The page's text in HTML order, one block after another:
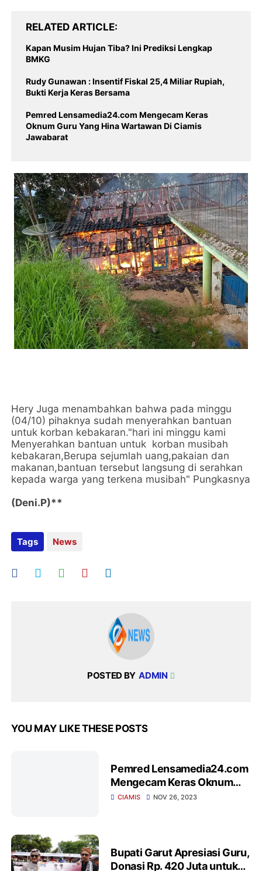
RELATED ARTICLE
Kapan Musim Hujan Tiba? Ini Prediksi Lengkap
BMKG
Rudy Gunawan : Insentif Fiskal 25,4 Miliar Rupiah,
Bukti Kerja Keras Bersama
Pemred Lensamedia24.com Mengecam Keras
Oknum Guru Yang Hina Wartawan Di Ciamis
Jawabarat
Hery Juga menambahkan bahwa pada minggu
(04/10) pihaknya sudah menyerahkan bantuan
untuk korban kebakaran."hari ini minggu kami
Menyerahkan bantuan untuk korban musibah
kebakaran,Berupa sejumlah uang,pakaian dan
makanan,bantuan tersebut langsung di serahkan
kepada warga yang terkena musibah" Pungkasnya
(Deni.P)**
Tags News
POSTED BY ADMIN
YOU MAY LIKE THESE POSTS
Pemred Lensamedia24.com
Mengecam Keras Oknum
Guru Yang Hina Wartawan Di
CIAMIS NOV 26, 2023
Bupati Garut Apresiasi Guru,
Donasi Rp. 420 Juta untuk